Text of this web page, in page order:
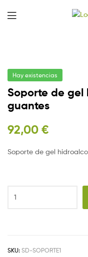
Hay existencias
Soporte de gel
guantes
92,00 €
Soporte de gel
SKU: SD-SOPORTE1